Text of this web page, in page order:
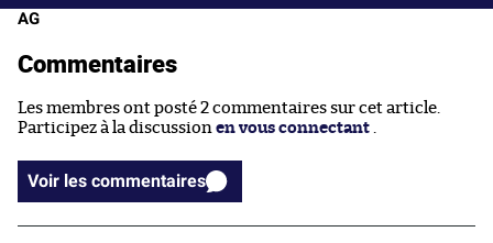
AG
Commentaires
Les membres ont posté 2 commentaires sur cet article.
Participez à la discussion en vous connectant
Voir les commentaires